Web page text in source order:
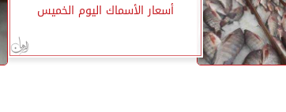
أسعار الأسماك اليوم الخميس